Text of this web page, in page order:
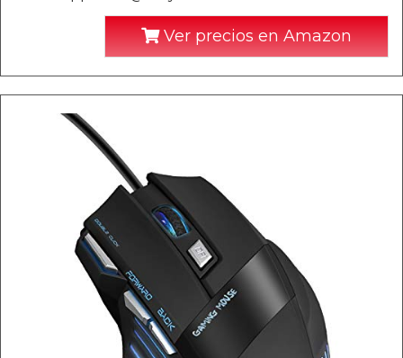
Ver precios en Amazon